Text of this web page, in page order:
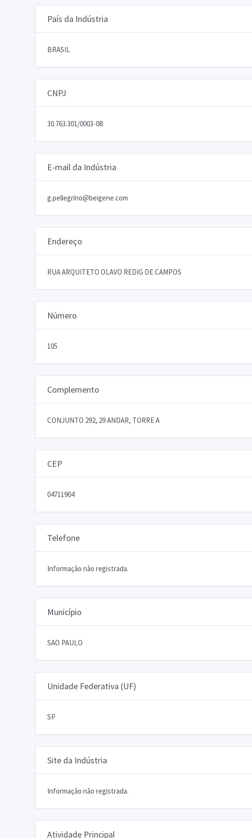
País da Indústria
BRASIL
CNPJ
30.763.301/0003-08
E-mail da Indústria
g.pellegrino@beigene.com
Endereço
RUA ARQUITETO OLAVO REDIG DE CAMPOS
Número
105
Complemento
CONJUNTO 292, 29 ANDAR, TORRE A
CEP
04711904
Telefone
Informação não registrada.
Município
SAO PAULO
Unidade Federativa (UF)
SP
Site da Indústria
Informação não registrada.
Atividade Principal